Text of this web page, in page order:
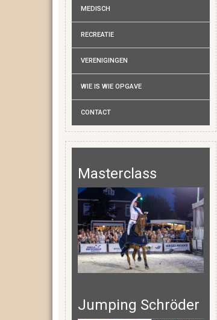
MEDISCH
RECREATIE
VERENIGINGEN
WIE IS WIE OPGAVE
CONTACT
Masterclass
Jumping Schröder